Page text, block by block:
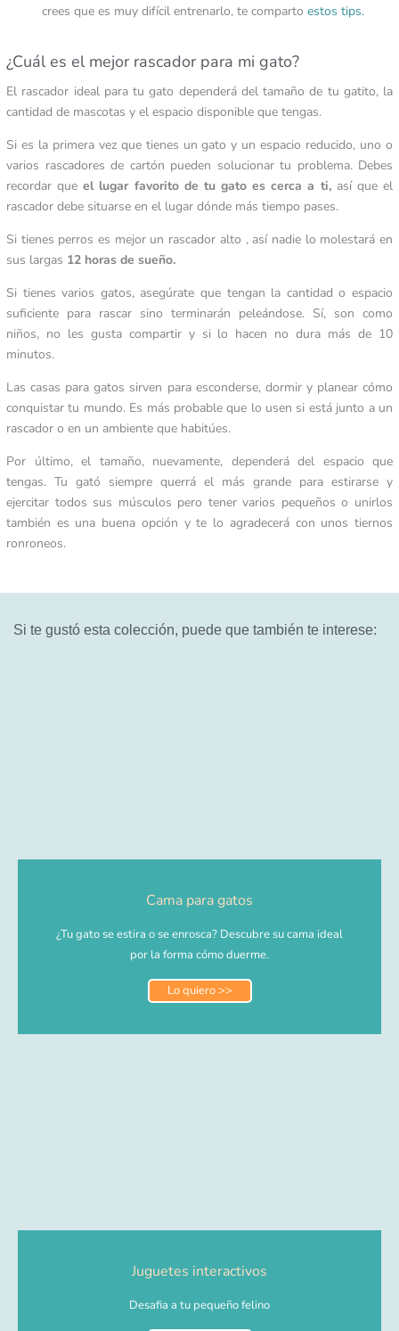
crees que es muy difícil entrenarlo, te comparto estos tips.
¿Cuál es el mejor rascador para mi gato?
El rascador ideal para tu gato dependerá del tamaño de tu gatito, la
cantidad de mascotas y el espacio disponible que tengas.
Si es la primera vez que tienes un gato y un espacio reducido, uno o
varios rascadores de cartón pueden solucionar tu problema. Debes
recordar que el lugar favorito de tu gato es cerca a ti,así que el
rascador debe situarse en el lugar dónde más tiempo pases.
Si tienes perros es mejor un rascador alto , así nadie lo molestará en
sus largas 12 horas de sueño.
Si tienes varios gatos, asegúrate que tengan la cantidad o espacio
suficiente para rascar sino terminarán peleándose. Sí, son como
niños, no les gusta compartir y si lo hacen no dura más de 10
minutos.
Las casas para gatos sirven para esconderse, dormir y planear cómo
conquistar tu mundo. Es más probable que lo usen si está junto a un
rascador o en un ambiente que habitúes.
Por último, el tamaño, nuevamente, dependerá del espacio que
tengas. Tu gató siempre querrá el más grande para estirarse y
ejercitar todos sus músculos pero tener varios pequeños o unirlos
también es una buena opción y te lo agradecerá con unos tiernos
ronroneos.
Si te gustó esta colección, puede que también te interese:
Cama para gatos
¿Tu gato se estira o se enrosca? Descubre su cama ideal
por la forma cómo duerme.
Lo quiero >>
Juguetes interactivos
Desafia a tu pequeño felino